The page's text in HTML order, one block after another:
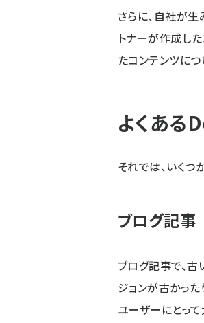
さらに、自社が生
トナーが作成し
たコンテンツにつ
よくある
それでは、いく
ブログ記事
ブログ記事で、
ジョンが古かった
ユーザーにとっ